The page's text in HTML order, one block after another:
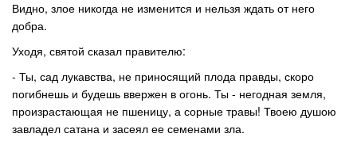
Видно, злое никогда не изменится и нельзя ждать от него
добра.
Уходя, святой сказал правителю:
- Ты, сад лукавства, не приносящий плода правды, скоро
погибнешь и будешь ввержен в огонь. Ты - негодная земля,
произрастающая не пшеницу, а сорные травы! Твоею душою
завладел сатана и засеял ее семенами зла.